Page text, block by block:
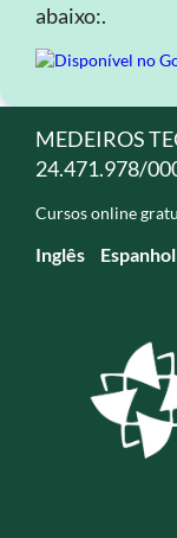
abaixo:.
MEDEIROS
24.471.978/
Cursos online
Inglês Espanhol